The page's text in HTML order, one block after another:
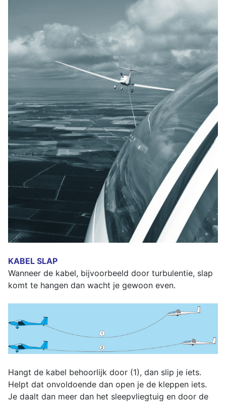
KABEL SLAP
Wanneer de kabel, bijvoorbeeld door turbulentie, slap
komt te hangen dan wacht je gewoon even.
Hangt de kabel behoorlijk door (1), dan slip je iets.
Helpt dat onvoldoende dan open je de kleppen iets.
Je daalt dan meer dan het sleepvliegtuig en door de